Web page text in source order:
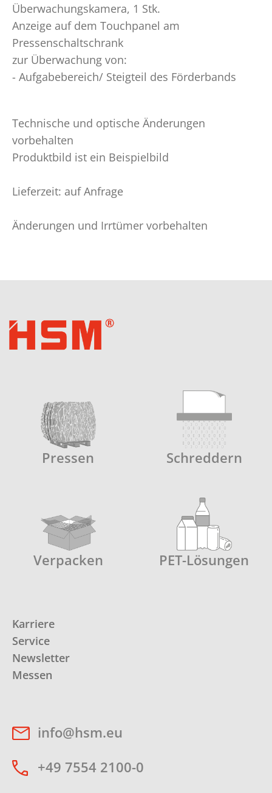
Überwachungskamera, 1 Stk.
Anzeige auf dem Touchpanel am
Pressenschaltschrank
zur Überwachung von:
- Aufgabebereich/ Steigteil des Förderbands
Technische und optische Änderungen
vorbehalten
Produktbild ist ein Beispielbild
Lieferzeit: auf Anfrage
Änderungen und Irrtümer vorbehalten
Pressen Schreddern
Verpacken PET-Lösungen
Karriere
Service
Newsletter
Messen
info@hsm.eu
+49 7554 2100-0